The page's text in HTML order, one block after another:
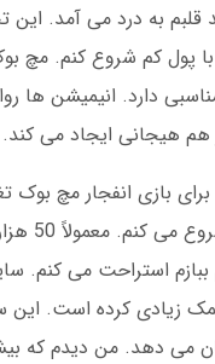
به درد می آمد. این
پول کم شروع کنم. مچ
دارد. انیمیشن ها
هم هیجانی ایجاد می کند.
بازی انفجار مچ بوک
با
استراحت می کنم.
زیادی کرده است.
می دهد. من دیدم که